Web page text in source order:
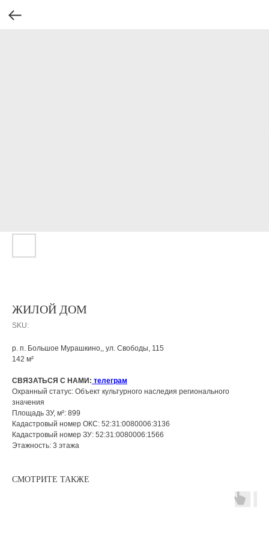
ЖИЛОЙ ДОМ
SKU:
р. п. Большое Мурашкино,, ул. Свободы, 115
142 м²
СВЯЗАТЬСЯ С НАМИ: телеграм
Охранный статус: Объект культурного наследия регионального
значения
Площадь ЗУ, м²: 899
Кадастровый номер ОКС: 52:31:0080006:3136
Кадастровый номер ЗУ: 52:31:0080006:1566
Этажность: 3 этажа
СМОТРИТЕ ТАКЖЕ